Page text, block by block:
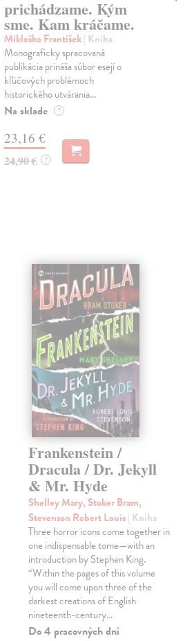
prichádzame. Kým
sme. Kam kráčame.
Mikloško František| Kniha
Monograficky spracovaná
publikácia prináša súbor esejí o
kľúčových problémoch
historického utvárania...
Na sklade ?
23,16 €
24,90 € ?
Frankenstein /
Dracula / Dr. Jekyll
& Mr. Hyde
Shelley Mary, Stoker Bram,
Stevenson Robert Louis| Kniha
Three horror icons come together in
one indispensable tome—with an
introduction by Stephen King.
“Within the pages of this volume
you will come upon three of the
darkest creations of English
nineteenth-century…
Do 4 pracovných dní